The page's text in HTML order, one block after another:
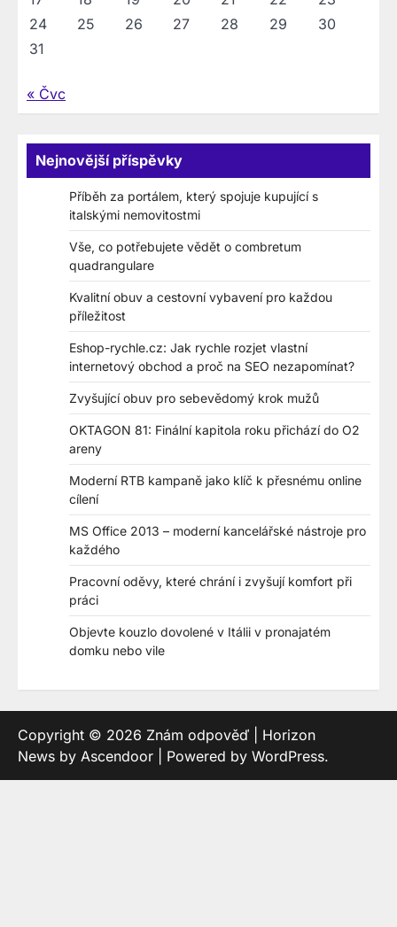
24
25 26 27 28 29
30
31
« Čvc
Nejnovější příspěvky
Příběh za portálem, který spojuje kupující s
italskými nemovitostmi
Vše, co potřebujete vědět o combretum
quadrangulare
Kvalitní obuv a cestovní vybavení pro každou
příležitost
Eshop-rychle.cz: Jak rychle rozjet vlastní
internetový obchod a proč na SEO nezapomínat?
Zvyšující obuv pro sebevědomý krok mužů
OKTAGON 81: Finální kapitola roku přichází do O2
areny
Moderní RTB kampaně jako klíč k přesnému online
cílení
MS Office 2013 – moderní kancelářské nástroje pro
každého
Pracovní oděvy, které chrání i zvyšují komfort při
práci
Objevte kouzlo dovolené v Itálii v pronajatém
domku nebo vile
Copyright © 2026 Znám odpověď | Horizon
News by Ascendoor | Powered by WordPress.